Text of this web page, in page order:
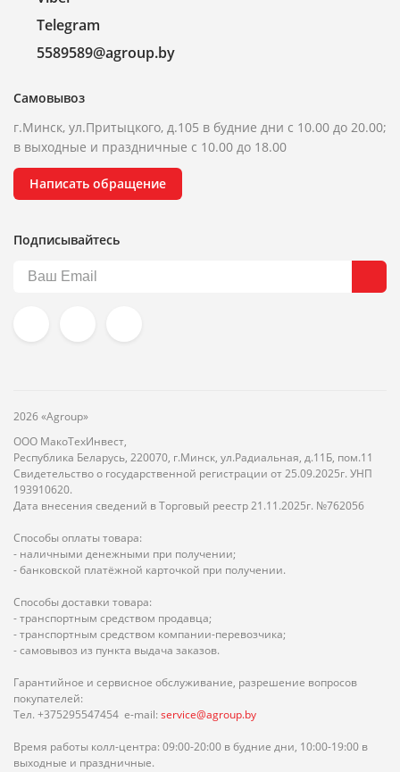
Telegram
5589589@agroup.by
Самовывоз
г.Минск, ул.Притыцкого, д.105 в будние дни с 10.00 до 20.00;
в выходные и праздничные с 10.00 до 18.00
Написать обращение
Подписывайтесь
2026 «Agroup»
ООО МакоТехИнвест,
Республика Беларусь, 220070, г.Минск, ул.Радиальная, д.11Б, пом.11
Свидетельство о государственной регистрации от 25.09.2025г. УНП
193910620.
Дата внесения сведений в Торговый реестр 21.11.2025г. №762056
Способы оплаты товара:
- наличными денежными при получении;
- банковской платёжной карточкой при получении.
Способы доставки товара:
- транспортным средством продавца;
- транспортным средством компании-перевозчика;
- самовывоз из пункта выдача заказов.
Гарантийное и сервисное обслуживание, разрешение вопросов
покупателей:
Тел. +375295547454 e-mail: service@agroup.by
Время работы колл-центра: 09:00-20:00 в будние дни, 10:00-19:00 в
выходные и праздничные.